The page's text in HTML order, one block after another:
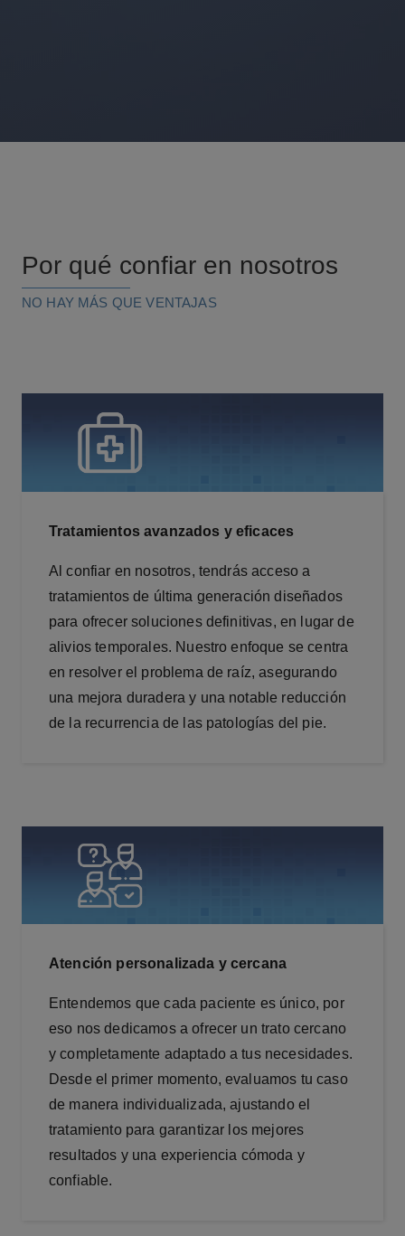
Por qué confiar en nosotros
NO HAY MÁS QUE VENTAJAS
Tratamientos avanzados y eficaces
Al confiar en nosotros, tendrás acceso a
tratamientos de última generación diseñados
para ofrecer soluciones definitivas, en lugar de
alivios temporales. Nuestro enfoque se centra
en resolver el problema de raíz, asegurando
una mejora duradera y una notable reducción
de la recurrencia de las patologías del pie.
Atención personalizada y cercana
Entendemos que cada paciente es único, por
eso nos dedicamos a ofrecer un trato cercano
y completamente adaptado a tus necesidades.
Desde el primer momento, evaluamos tu caso
de manera individualizada, ajustando el
tratamiento para garantizar los mejores
resultados y una experiencia cómoda y
confiable.